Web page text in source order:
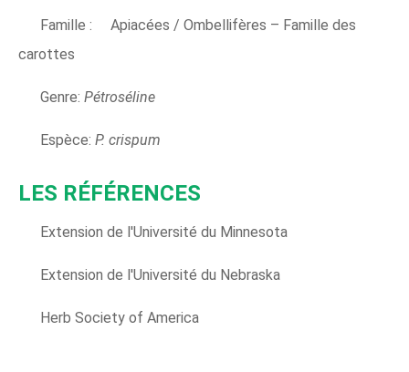
Famille : Apiacées / Ombellifères – Famille des
carottes
Genre: Pétroséline
Espèce: P. crispum
LES RÉFÉRENCES
Extension de l'Université du Minnesota
Extension de l'Université du Nebraska
Herb Society of America